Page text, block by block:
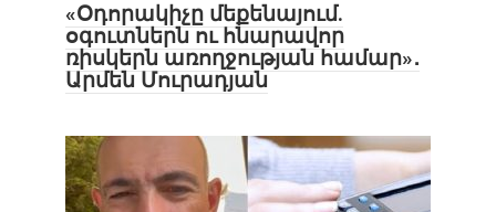
«Օդորակիչը մեքենայում.
օգուտներն ու հնարավոր
ռիսկերն առողջության համար»․
Արմեն Մուրադյան